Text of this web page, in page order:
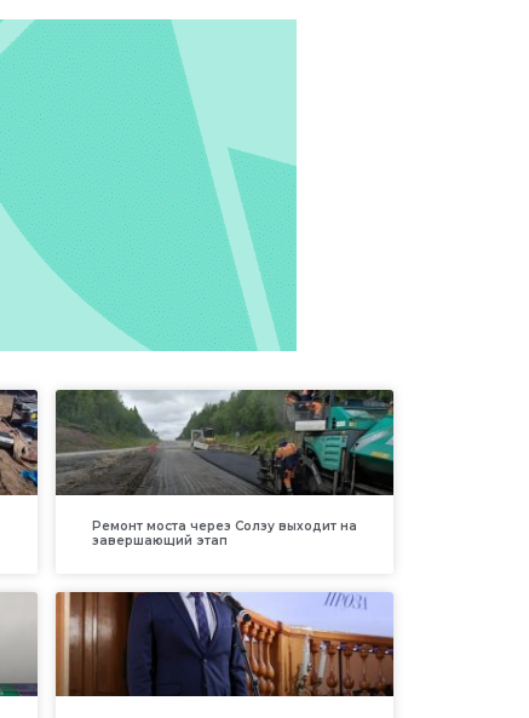
Ремонт моста через Солзу выходит на
завершающий этап